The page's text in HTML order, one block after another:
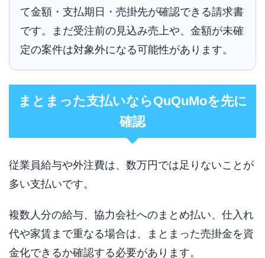
て金額・支払期日・売掛先が確認できる請求書
です。まだ受注前の見込み売上や、金額が未確
定の案件は対象外になる可能性があります。
まとまった支払いならQuQuMoを先に
確認
従業員給与や外注費は、数万円では足りないことが
多い支払いです。
複数人分の給与、協力会社へのまとめ払い、仕入れ
代や家賃まで重なる場合は、まとまった売掛金を資
金化できるか確認する必要があります。